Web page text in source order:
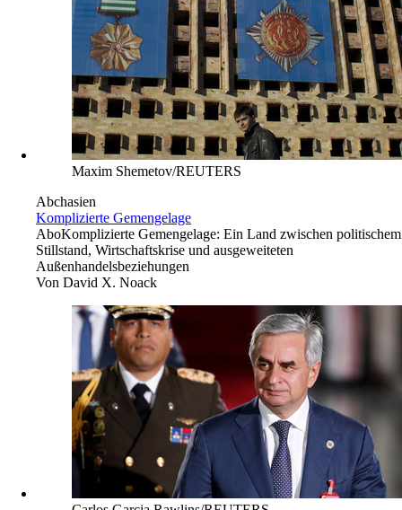
Maxim Shemetov/REUTERS
Abchasien
Komplizierte Gemengelage
AboKomplizierte Gemengelage: Ein Land zwischen politischem
Stillstand, Wirtschaftskrise und ausgeweiteten
Außenhandelsbeziehungen
Von David X. Noack